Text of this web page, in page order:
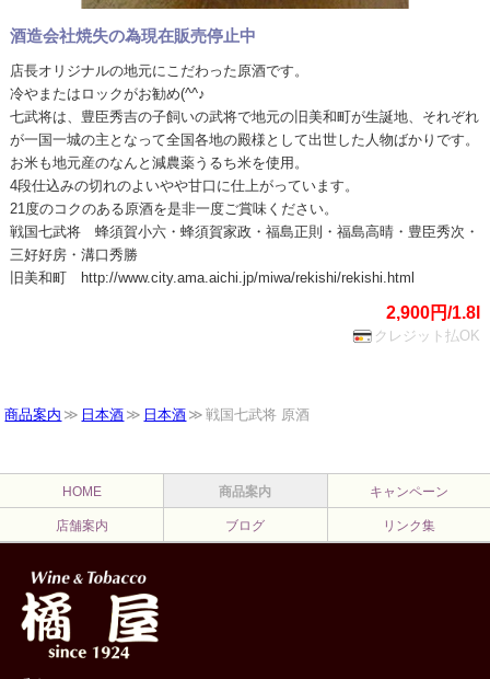
酒造会社焼失の為現在販売停止中
店長オリジナルの地元にこだわった原酒です。
冷やまたはロックがお勧め(^^♪
七武将は、豊臣秀吉の子飼いの武将で地元の旧美和町が生誕地、それぞれ
が一国一城の主となって全国各地の殿様として出世した人物ばかりです。
お米も地元産のなんと減農薬うるち米を使用。
4段仕込みの切れのよいやや甘口に仕上がっています。
21度のコクのある原酒を是非一度ご賞味ください。
戦国七武将 蜂須賀小六・蜂須賀家政・福島正則・福島高晴・豊臣秀次・
三好好房・溝口秀勝
旧美和町 http://www.city.ama.aichi.jp/miwa/rekishi/rekishi.html
2,900円/1.8l
クレジット払OK
商品案内 日本酒 日本酒 戦国七武将 原酒
HOME 商品案内 キャンペーン
店舗案内 ブログ リンク集